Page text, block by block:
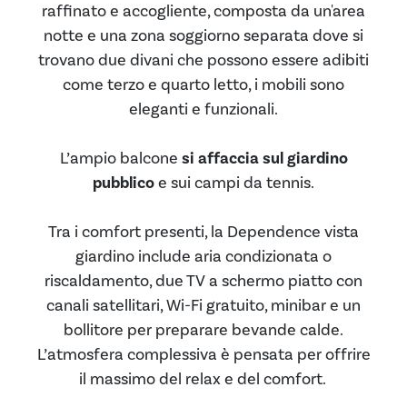
raffinato e accogliente, composta da un'area
notte e una zona soggiorno separata dove si
trovano due divani che possono essere adibiti
come terzo e quarto letto, i mobili sono
eleganti e funzionali.
L’ampio balcone si affaccia sul giardino
pubblicoe sui campi da tennis.
Tra i comfort presenti, la Dependence vista
giardino include aria condizionata o
riscaldamento, due TV a schermo piatto con
canali satellitari, Wi-Fi gratuito, minibar e un
bollitore per preparare bevande calde.
L’atmosfera complessiva è pensata per offrire
il massimo del relax e del comfort.